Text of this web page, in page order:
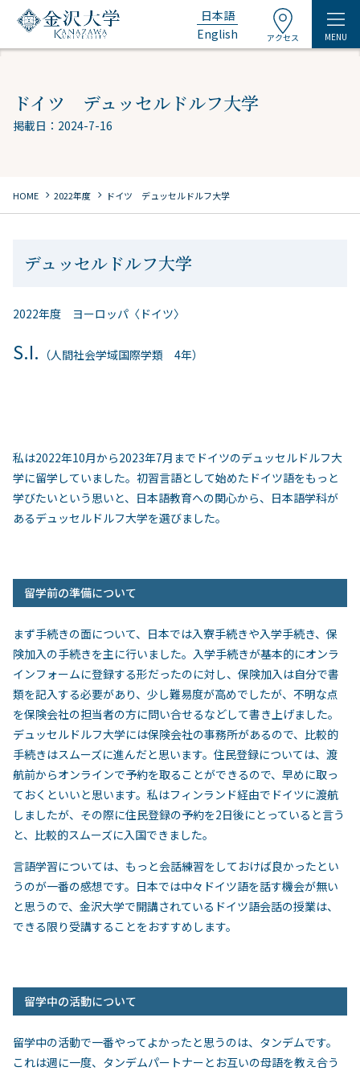
日本語
English
アクセス MENU
ドイツ デュッセルドルフ大学
掲載日：2024-7-16
HOME chevron_right 2022年度 chevron_right ドイツ デュッセルドルフ大学
デュッセルドルフ大学
2022年度 ヨーロッパ〈ドイツ〉
S.I. （人間社会学域国際学類 4年）
私は2022年10月から2023年7月までドイツのデュッセルドルフ大
学に留学していました。初習言語として始めたドイツ語をもっと
学びたいという思いと、日本語教育への関心から、日本語学科が
あるデュッセルドルフ大学を選びました。
留学前の準備について
まず手続きの面について、日本では入寮手続きや入学手続き、保
険加入の手続きを主に行いました。入学手続きが基本的にオンラ
インフォームに登録する形だったのに対し、保険加入は自分で書
類を記入する必要があり、少し難易度が高めでしたが、不明な点
を保険会社の担当者の方に問い合せるなどして書き上げました。
デュッセルドルフ大学には保険会社の事務所があるので、比較的
手続きはスムーズに進んだと思います。住民登録については、渡
航前からオンラインで予約を取ることができるので、早めに取っ
ておくといいと思います。私はフィンランド経由でドイツに渡航
しましたが、その際に住民登録の予約を2日後にとっていると言う
と、比較的スムーズに入国できました。
言語学習については、もっと会話練習をしておけば良かったとい
うのが一番の感想です。日本では中々ドイツ語を話す機会が無い
と思うので、金沢大学で開講されているドイツ語会話の授業は、
できる限り受講することをおすすめします。
留学中の活動について
留学中の活動で一番やってよかったと思うのは、タンデムです。
これは週に一度、タンデムパートナーとお互いの母語を教え合う